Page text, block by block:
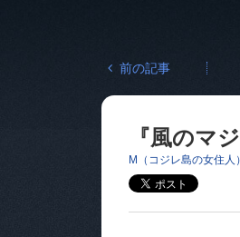
前の記事
『風のマジ
M（コジレ島の女住人）